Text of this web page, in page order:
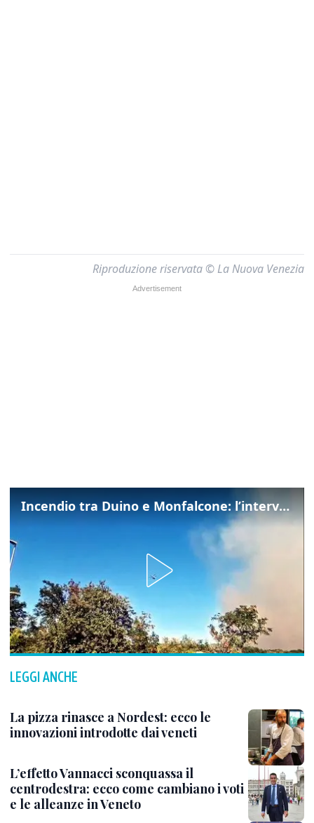
Riproduzione riservata © La Nuova Venezia
Incendio tra Duino e Monfalcone: l’intervento dei vigili del fuoco
LEGGI ANCHE
La pizza rinasce a Nordest: ecco le
innovazioni introdotte dai veneti
L’effetto Vannacci sconquassa il
centrodestra: ecco come cambiano i voti
e le alleanze in Veneto